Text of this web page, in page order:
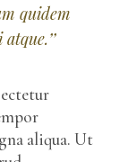
quidem
aliqua. Ut